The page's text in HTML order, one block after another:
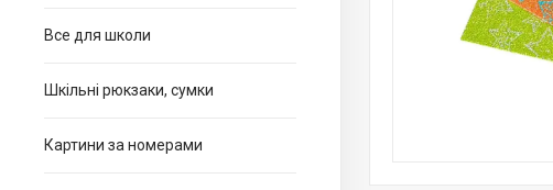
Все для школи
Шкільні рюкзаки, сумки
Картини за номерами